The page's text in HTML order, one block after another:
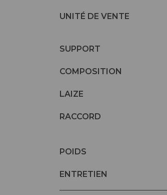
UNITÉ DE VENTE
SUPPORT
COMPOSITION
LAIZE
RACCORD
POIDS
ENTRETIEN